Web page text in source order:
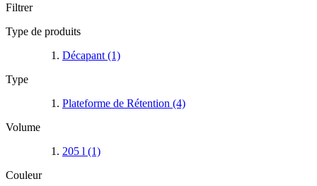
Filtrer
Type de produits
Décapant (1)
Type
Plateforme de Rétention (4)
Volume
205 l (1)
Couleur